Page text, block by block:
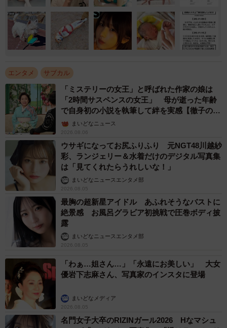
エンタメ サブカル
「ミステリーの女王」と呼ばれた作家の娘は
「2時間サスペンスの女王」 母が逝った年齢
で自身初の小説を執筆して絆を実感【徹子の部
屋】まいどなニュース
2026.08.06
ウサギになってお尻ふりふり 元NGT48川越紗
彩、ランジェリー＆水着だけのデジタル写真集
は「見てくれたらうれしいな！」
まいどなニュースエンタメ部
2026.08.05
最胸の超新星アイドル あふれそうなバストに
絶景感 お風呂グラビア初挑戦で圧巻ボディ披
露
まいどなニュースエンタメ部
2026.08.05
「わぁ…姐さん…」「永遠にお美しい」 大女
優岩下志麻さん、写真家のインスタに登場
まいどなメディア
2026.08.05
名門女子大卒のRIZINガール2026 Hなマシュ